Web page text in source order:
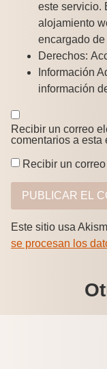
este servicio.
alojamiento
encargado de
Derechos:
Información
información
Recibir un correo
comentarios a esta
Recibir un
Este sitio usa
se procesan los